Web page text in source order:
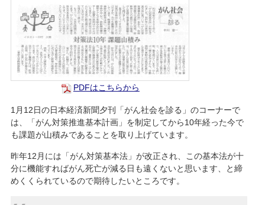
PDFはこちらから
1月12日の日本経済新聞夕刊「がん社会を診る」のコーナーで
は、「がん対策推進基本計画」を制定してから10年経った今で
も課題が山積みであることを取り上げています。
昨年12月には「がん対策基本法」が改正され、この基本法が十
分に機能すればがん死亡が減る日も遠くないと思います、と締
めくくられているので期待したいところです。